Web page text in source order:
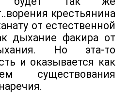
крестьянина
от естественной
дыхание факира от
Но эта-то
и оказывается как
существования